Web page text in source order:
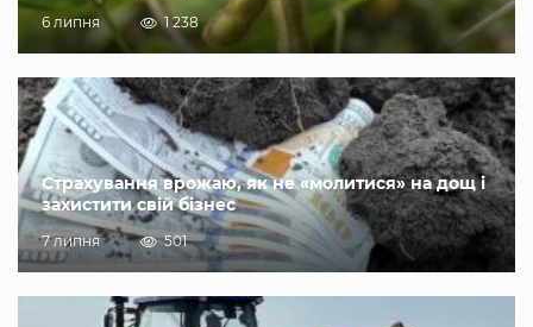
6 липня 1 238
Страхування врожаю, як не «молитися» на дощ і
захистити свій бізнес
7 липня 501